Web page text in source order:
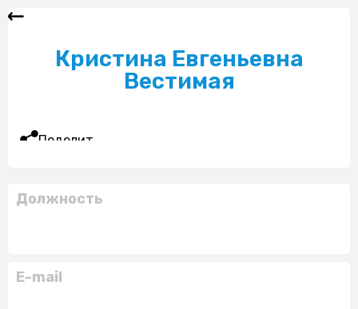
Кристина Евгеньевна
Вестимая
Поделиться
Должность
E-mail